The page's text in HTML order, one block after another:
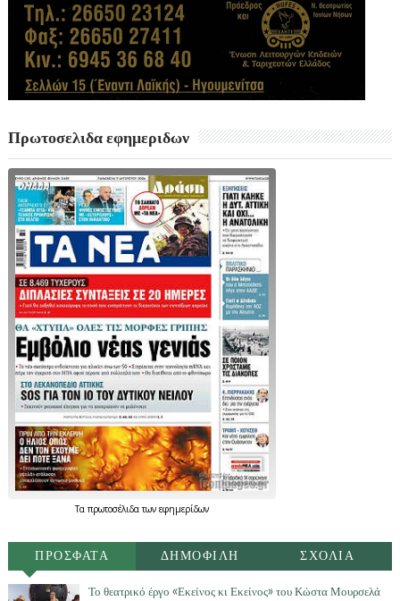
Πρωτοσελιδα εφημεριδων
Τα πρωτοσέλιδατων εφημερίδων
ΠΡΟΣΦΑΤΑ ΔΗΜΟΦΙΛΗ ΣΧΟΛΙΑ
Το θεατρικό έργο «Εκείνος κι Εκείνος» του Κώστα Μουρσελά